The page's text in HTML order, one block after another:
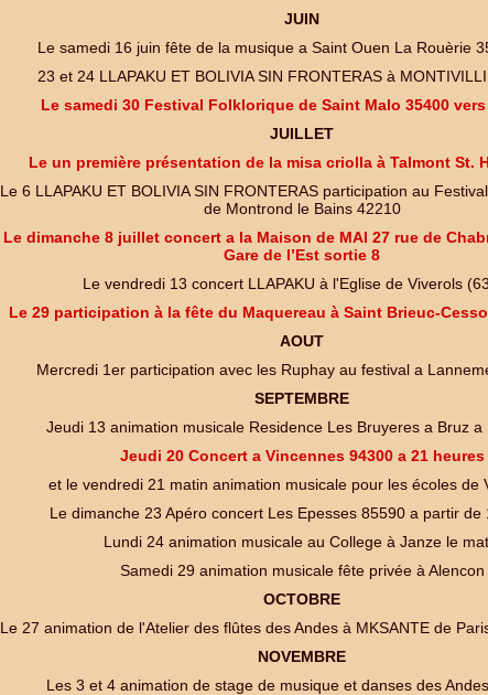
JUIN
Le samedi 16 juin fête de la musique a Saint Ouen La Rouèrie
23 et 24 LLAPAKU ET BOLIVIA SIN FRONTERAS à
Le samedi 30 Festival Folklorique de Saint Malo 35400
JUILLET
Le un première présentation de la misa criolla à Talmont St.
Le 6 LLAPAKU ET BOLIVIA SIN FRONTERAS participation au
de Montrond le Bains 42210
Le dimanche 8 juillet concert a la Maison de MAI 27 rue de
Gare de l’Est sortie 8
Le vendredi 13 concert LLAPAKU à l'Eglise de Viverols
Le 29 participation à la fête du Maquereau à Saint Brieuc-
AOUT
Mercredi 1er participation avec les Ruphay au festival a
SEPTEMBRE
Jeudi 13 animation musicale Residence Les Bruyeres a Bruz a
Jeudi 20 Concert a Vincennes 94300 a 21 heures
et le vendredi 21 matin animation musicale pour les écoles de
Le dimanche 23 Apéro concert Les Epesses 85590 a partir de
Lundi 24 animation musicale au College à Janze le
Samedi 29 animation musicale fête privée à Alencon
OCTOBRE
Le 27 animation de l'Atelier des flûtes des Andes à MKSANTE de
NOVEMBRE
Les 3 et 4 animation de stage de musique et danses des